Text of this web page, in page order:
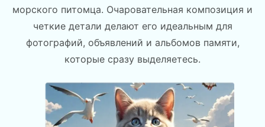
морского питомца. Очаровательная композиция и
четкие детали делают его идеальным для
фотографий, объявлений и альбомов памяти,
которые сразу выделяетесь.